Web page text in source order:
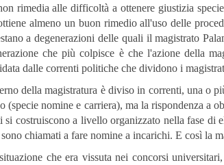
rimedia alle difficoltà a ottenere giustizia
almeno un buon rimedio all'uso delle
a degenerazioni delle quali il magistrato
che più colpisce è che l'azione della
dalle correnti politiche che dividono i
della magistratura è diviso in correnti, una o
(specie nomine e carriera), ma la rispondenza a
si costruiscono a livello organizzato nella fase di
chiamati a fare nomine a incarichi. E così la
che era vissuta nei concorsi